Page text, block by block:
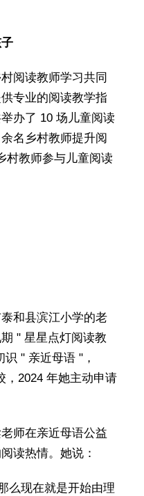
阅读教师学习共同
专业的阅读教学指
办了 10 场儿童阅读
名乡村教师提升阅
村教师参与儿童阅读
和县滨江小学的老
" 星星点灯阅读教
" 亲近母语 "，
，2024 年她主动申请
师在亲近母语公益
读热情。她说：
么现在就是开始由理